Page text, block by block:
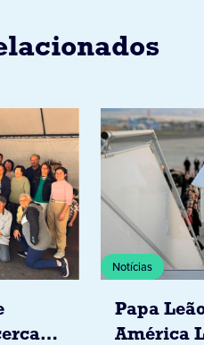
Notícias
Papa
América